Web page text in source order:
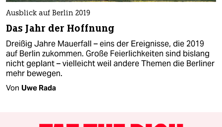
Ausblick auf Berlin 2019
Das Jahr der Hoffnung
Dreißig Jahre Mauerfall – eins der Ereignisse, die 2019
auf Berlin zukommen. Große Feierlichkeiten sind bislang
nicht geplant – vielleicht weil andere Themen die Berliner
mehr bewegen.
Von Uwe Rada